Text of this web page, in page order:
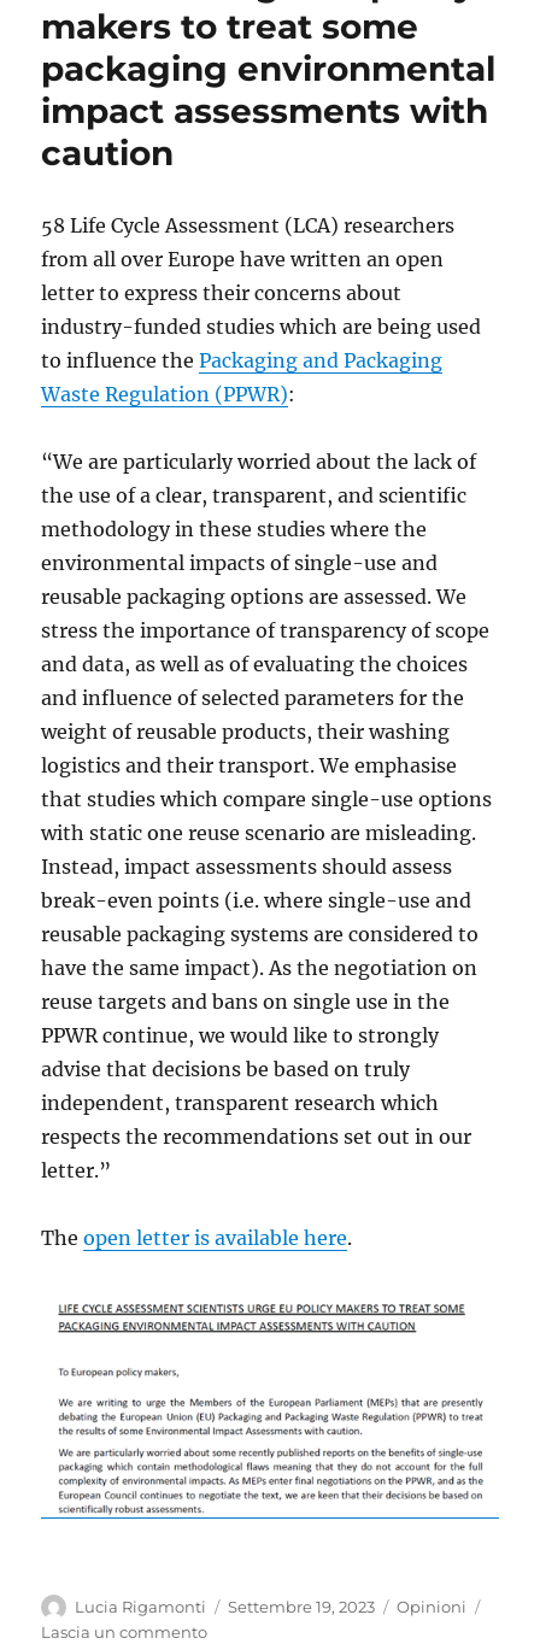
makers to treat some
packaging environmental
impact assessments with
caution
58 Life Cycle Assessment (LCA) researchers
from all over Europe have written an open
letter to express their concerns about
industry-funded studies which are being used
to influence thePackaging and Packaging
Waste Regulation (PPWR):
“We are particularly worried about the lack of
the use of a clear, transparent, and scientific
methodology in these studies where the
environmental impacts of single-use and
reusable packaging options are assessed. We
stress the importance of transparency of scope
and data, as well as of evaluating the choices
and influence of selected parameters for the
weight of reusable products, their washing
logistics and their transport. We emphasise
that studies which compare single-use options
with static one reuse scenario are misleading.
Instead, impact assessments should assess
break-even points (i.e. where single-use and
reusable packaging systems are considered to
have the same impact). As the negotiation on
reuse targets and bans on single use in the
PPWR continue, we would like to strongly
advise that decisions be based on truly
independent, transparent research which
respects the recommendations set out in our
letter.”
Theopen letter is available here.
Autore
Lucia Rigamonti
Pubblicato
Settembre 19, 2023 Categorie
Opinioni
Lascia un commentosu